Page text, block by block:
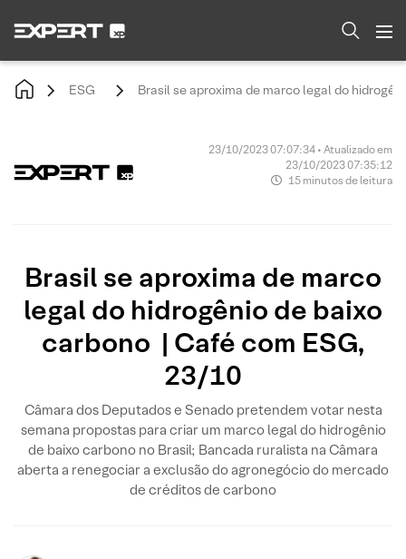
ESG Brasil se aproxima de marco legal do
23/10/2023 07:07:34 • Atualizado em
23/10/2023 07:35:12
15 minutos de leitura
Brasil se aproxima de marco
legal do hidrogênio de baixo
carbono | Café com ESG,
23/10
Câmara dos Deputados e Senado pretendem votar nesta
semana propostas para criar um marco legal do hidrogênio
de baixo carbono no Brasil; Bancada ruralista na Câmara
aberta a renegociar a exclusão do agronegócio do mercado
de créditos de carbono